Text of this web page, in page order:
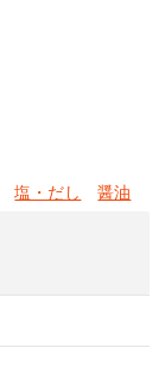
塩・だし 醤油